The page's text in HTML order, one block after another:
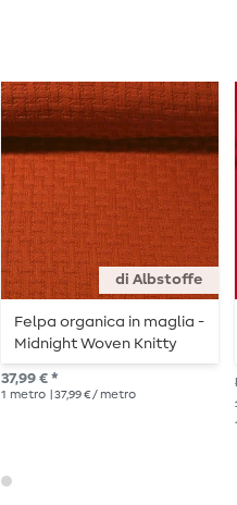
di Albstoffe
Felpa organica in maglia -
Midnight Woven Knitty
Rust
37,99 € *
1 metro | 37,99 € / metro